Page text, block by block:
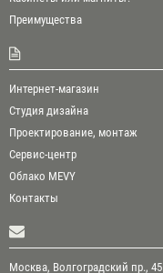
Преимущества
Интернет-магазин
Студия дизайна
Проектирование, монтаж
Сервис-центр
Облако MEVY
Контакты
Москва, Волгоградский пр., 45